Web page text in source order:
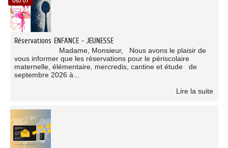
Réservations ENFANCE - JEUNESSE
Madame, Monsieur, Nous avons le plaisir de
vous informer que les réservations pour le périscolaire
maternelle, élémentaire, mercredis, cantine et étude de
septembre 2026 à...
Lire la suite